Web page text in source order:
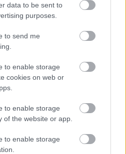
data to be sent to
purposes.
to send me
to enable storage
cookies on web or
to enable storage
of the website or app.
to enable storage
1 napja
kedvessége sem segít